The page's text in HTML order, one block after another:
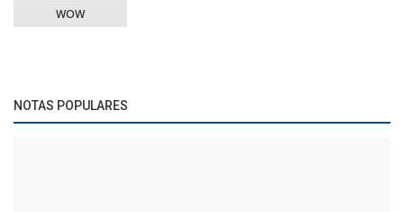
WOW
NOTAS POPULARES